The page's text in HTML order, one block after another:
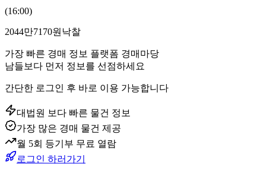
(16:00)
2044만7170원 낙찰
가장 빠른 경매 정보 플랫폼 경매마당
남들보다 먼저 정보를 선점하세요
간단한 로그인 후 바로 이용 가능합니다
대법원 보다 빠른 물건 정보
가장 많은 경매 물건 제공
월 5회 등기부 무료 열람
로그인 하러가기